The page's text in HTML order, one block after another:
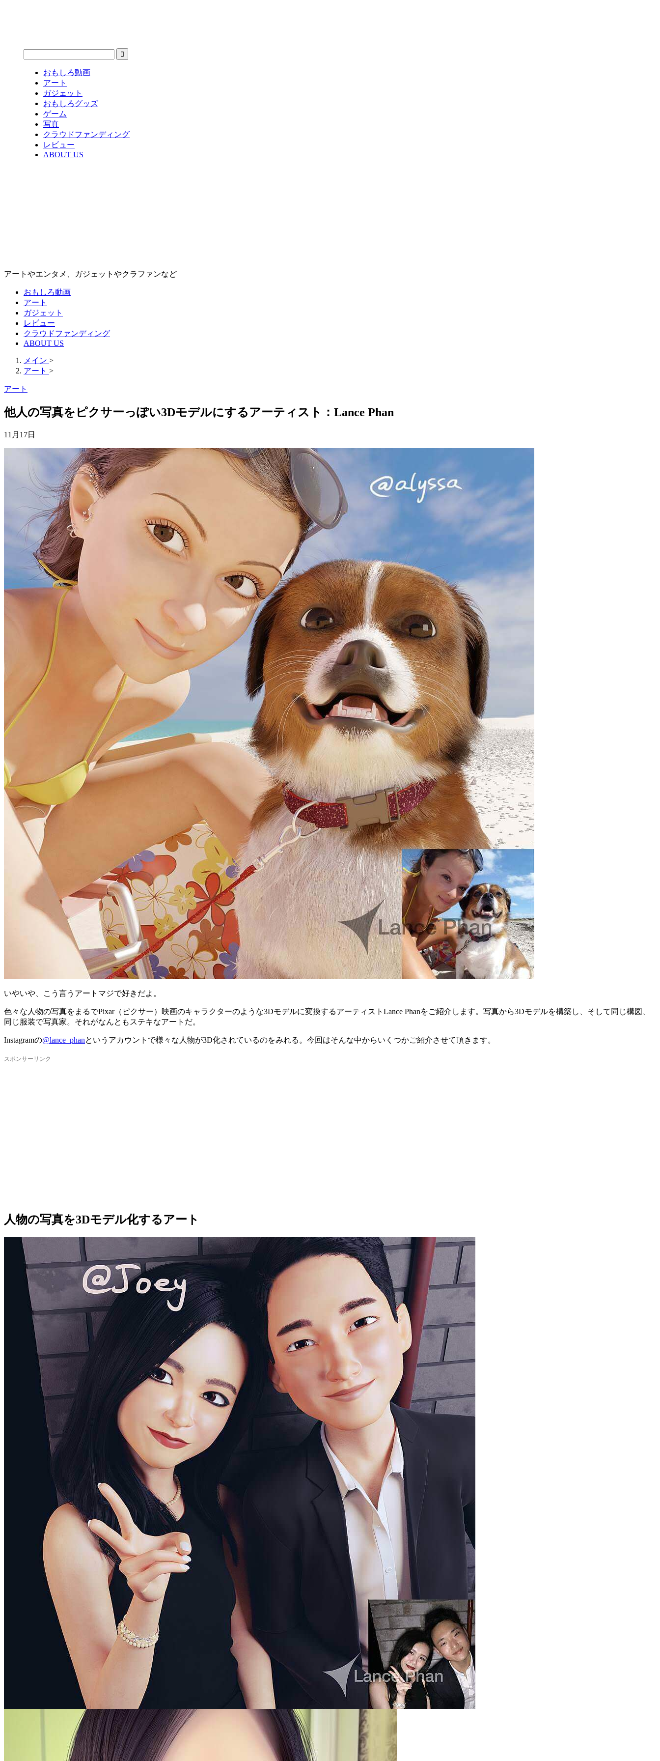
おもしろ動画
アート
ガジェット
おもしろグッズ
ゲーム
写真
クラウドファンディング
レビュー
ABOUT US
アートやエンタメ、ガジェットやクラファンなど
おもしろ動画
アート
ガジェット
レビュー
クラウドファンディング
ABOUT US
メイン >
アート >
アート
他人の写真をピクサーっぽい3Dモデルにするアーティスト：Lance Phan
11月17日
いやいや、こう言うアートマジで好きだよ。
色々な人物の写真をまるでPixar（ピクサー）映画のキャラクターのような3Dモデルに変換するアーティストLance Phanをご紹介します。写真から3Dモデルを構築し、そして同じ構図、
同じ服装で写真家。それがなんともステキなアートだ。
Instagramの@lance_phanというアカウントで様々な人物が3D化されているのをみれる。今回はそんな中からいくつかご紹介させて頂きます。
人物の写真を3Dモデル化するアート